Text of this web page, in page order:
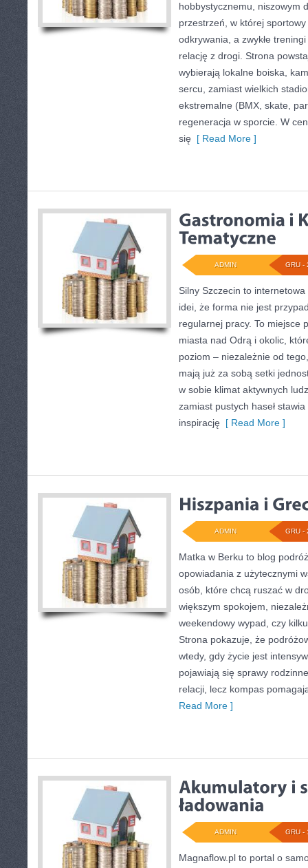
hobbystycznemu, niszowym
przestrzeń, w której
odkrywania, a zwykłe
relację z drogi. Strona
wybierają lokalne boiska,
sercu, zamiast wielkich
ekstremalne (BMX, skate,
regeneracja w sporcie. W
się [ Read More ]
GRU -
ADMIN
Silny Szczecin to
idei, że forma nie jest
regularnej pracy. To miejsce
miasta nad Odrą i okolic,
poziom – niezależnie od
mają już za sobą setki
w sobie klimat aktywnych
zamiast pustych haseł
inspirację [ Read More ]
GRU -
ADMIN
Matka w Berku to blog
opowiadania z użytecznymi
osób, które chcą ruszać w
większym spokojem,
weekendowy wypad, czy
Strona pokazuje, że
wtedy, gdy życie jest
pojawiają się sprawy
relacji, lecz kompas
Read More ]
GRU -
ADMIN
Magnaflow.pl to portal o